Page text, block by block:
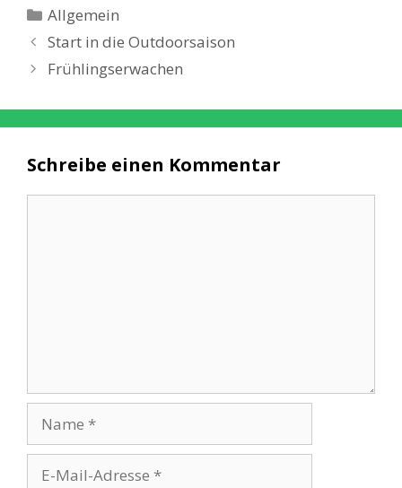
Kategorien
Allgemein
Start in die Outdoorsaison
Frühlingserwachen
Schreibe einen Kommentar